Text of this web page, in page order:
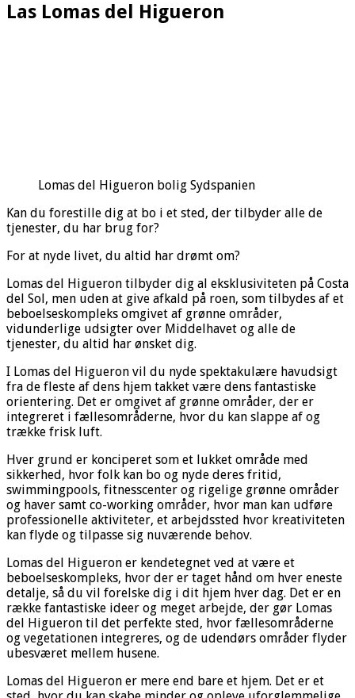
Las Lomas del Higueron
Lomas del Higueron bolig Sydspanien
Kan du forestille dig at bo i et sted, der tilbyder alle de
tjenester, du har brug for?
For at nyde livet, du altid har drømt om?
Lomas del Higueron tilbyder dig al eksklusiviteten på Costa
del Sol, men uden at give afkald på roen, som tilbydes af et
beboelseskompleks omgivet af grønne områder,
vidunderlige udsigter over Middelhavet og alle de
tjenester, du altid har ønsket dig.
I Lomas del Higueron vil du nyde spektakulære havudsigt
fra de fleste af dens hjem takket være dens fantastiske
orientering. Det er omgivet af grønne områder, der er
integreret i fællesområderne, hvor du kan slappe af og
trække frisk luft.
Hver grund er konciperet som et lukket område med
sikkerhed, hvor folk kan bo og nyde deres fritid,
swimmingpools, fitnesscenter og rigelige grønne områder
og haver samt co-working områder, hvor man kan udføre
professionelle aktiviteter, et arbejdssted hvor kreativiteten
kan flyde og tilpasse sig nuværende behov.
Lomas del Higueron er kendetegnet ved at være et
beboelseskompleks, hvor der er taget hånd om hver eneste
detalje, så du vil forelske dig i dit hjem hver dag. Det er en
række fantastiske ideer og meget arbejde, der gør Lomas
del Higueron til det perfekte sted, hvor fællesområderne
og vegetationen integreres, og de udendørs områder flyder
ubesværet mellem husene.
Lomas del Higueron er mere end bare et hjem. Det er et